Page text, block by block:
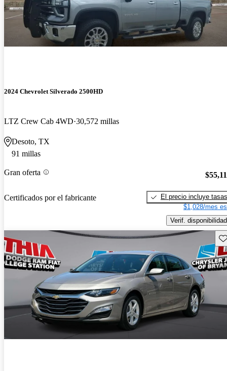
2024 Chevrolet Silverado 2500HD
LTZ Crew Cab 4WD 30,572 millas
Desoto, TX
91 millas
Gran oferta
Certificados por el fabricante
El precio incluye tasas
$1,028/mes
Verif. disponibilidad